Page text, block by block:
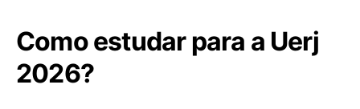
Como estudar para a Uerj
2026?